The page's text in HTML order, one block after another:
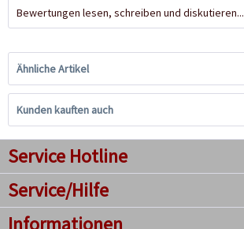
Bewertungen lesen, schreiben und diskutieren...
Ähnliche Artikel
Kunden kauften auch
Service Hotline
Service/Hilfe
Informationen